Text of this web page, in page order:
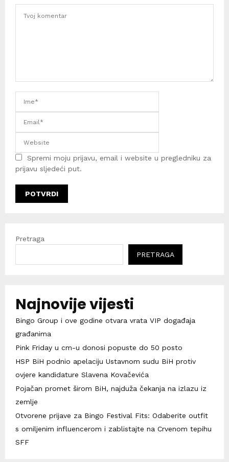
Spremi moju prijavu, email i website u pregledniku za
prijavu sljedeći put.
Pretraga
PRETRAGA
Najnovije vijesti
Bingo Group i ove godine otvara vrata VIP događaja
građanima
Pink Friday u cm-u donosi popuste do 50 posto
HSP BiH podnio apelaciju Ustavnom sudu BiH protiv
ovjere kandidature Slavena Kovačevića
Pojačan promet širom BiH, najduža čekanja na izlazu iz
zemlje
Otvorene prijave za Bingo Festival Fits: Odaberite outfit
s omiljenim influencerom i zablistajte na Crvenom tepihu
SFF